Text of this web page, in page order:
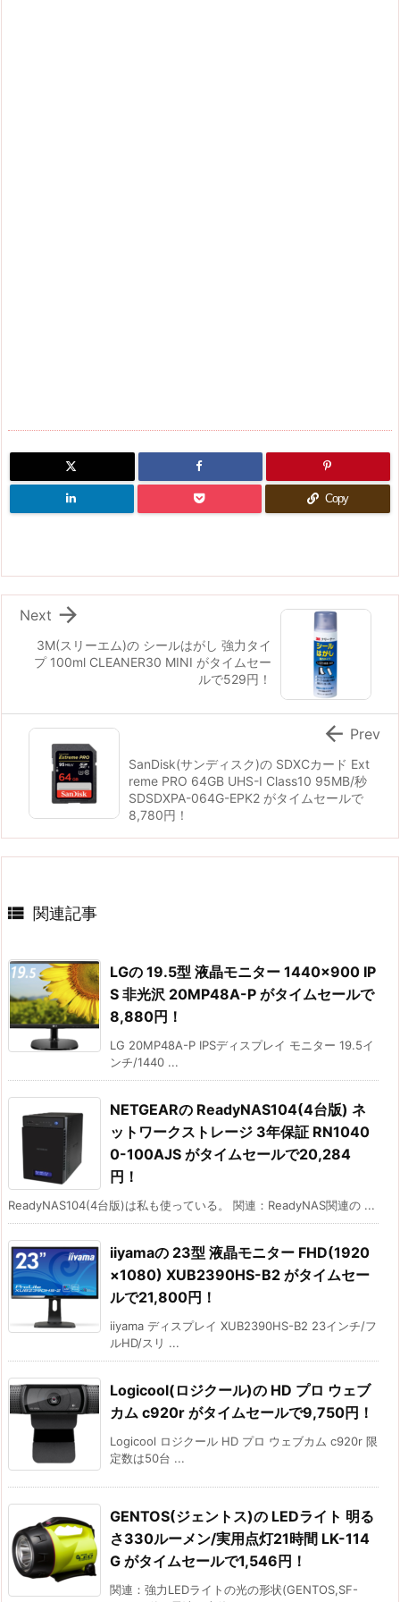
Copy
3M(スリーエム)の シールはがし 強力タイ
プ 100ml CLEANER30 MINI がタイムセー
ルで529円！

Next
SanDisk(サンディスク)の SDXCカード Ext
reme PRO 64GB UHS-I Class10 95MB/秒
SDSDXPA-064G-EPK2 がタイムセールで
8,780円！
 Prev
 関連記事
LGの 19.5型 液晶モニター 1440×900 IP
S 非光沢 20MP48A-P がタイムセールで
8,880円！
LG 20MP48A-P IPSディスプレイ モニター 19.5イ
ンチ/1440 ...
NETGEARの ReadyNAS104(4台版) ネ
ットワークストレージ 3年保証 RN1040
0-100AJS がタイムセールで20,284
円！
ReadyNAS104(4台版)は私も使っている。 関連：ReadyNAS関連の ...
iiyamaの 23型 液晶モニター FHD(1920
×1080) XUB2390HS-B2 がタイムセー
ルで21,800円！
iiyama ディスプレイ XUB2390HS-B2 23インチ/フ
ルHD/スリ ...
Logicool(ロジクール)の HD プロ ウェブ
カム c920r がタイムセールで9,750円！
Logicool ロジクール HD プロ ウェブカム c920r 限
定数は50台 ...
GENTOS(ジェントス)の LEDライト 明る
さ330ルーメン/実用点灯21時間 LK-114
G がタイムセールで1,546円！
関連：強力LEDライトの光の形状(GENTOS,SF-